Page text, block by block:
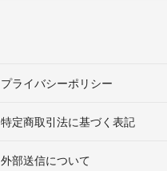
プライバシーポリシー
特定商取引法に基づく表記
外部送信について